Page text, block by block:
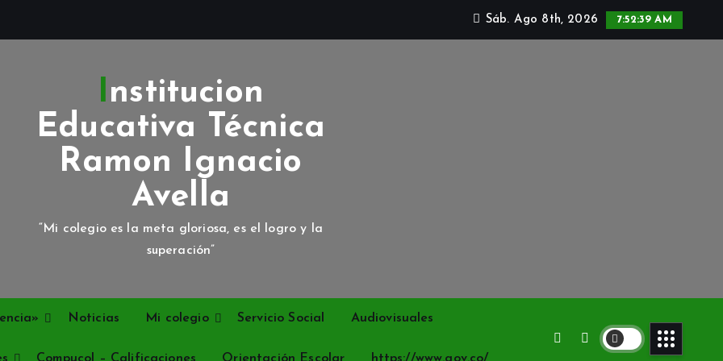
Sáb. Ago 8th, 2026 7:52:41 AM
Institucion
Educativa Técnica
Ramon Ignacio
Avella
“Mi colegio es la meta gloriosa, es el logro y la
superación”
Noticias Mi colegio Servicio Social Audiovisuales